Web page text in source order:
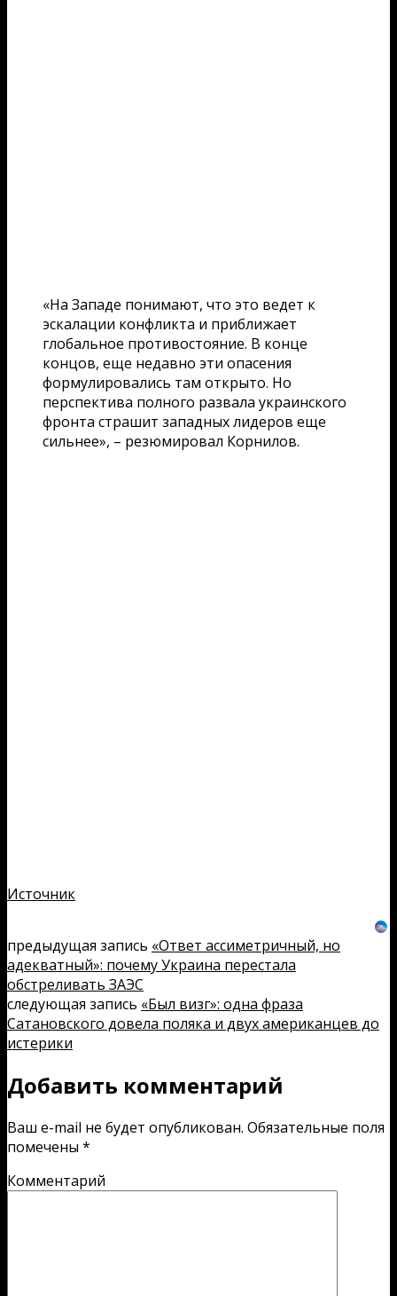
«На Западе понимают, что это ведет к
эскалации конфликта и приближает
глобальное противостояние. В конце
концов, еще недавно эти опасения
формулировались там открыто. Но
перспектива полного развала украинского
фронта страшит западных лидеров еще
сильнее», – резюмировал Корнилов.
Источник
предыдущая запись «Ответ ассиметричный, но
адекватный»: почему Украина перестала
обстреливать ЗАЭС
следующая запись «Был визг»: одна фраза
Сатановского довела поляка и двух американцев до
истерики
Добавить комментарий
Ваш e-mail не будет опубликован. Обязательные поля
помечены *
Комментарий